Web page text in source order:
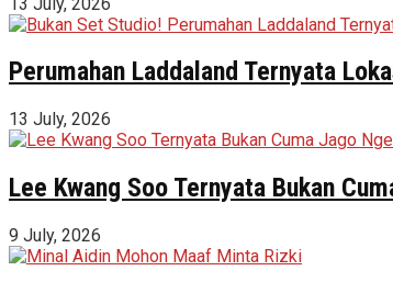
Perumahan Laddaland Ternyata
13 July, 2026
Lee Kwang Soo Ternyata Bukan
9 July, 2026